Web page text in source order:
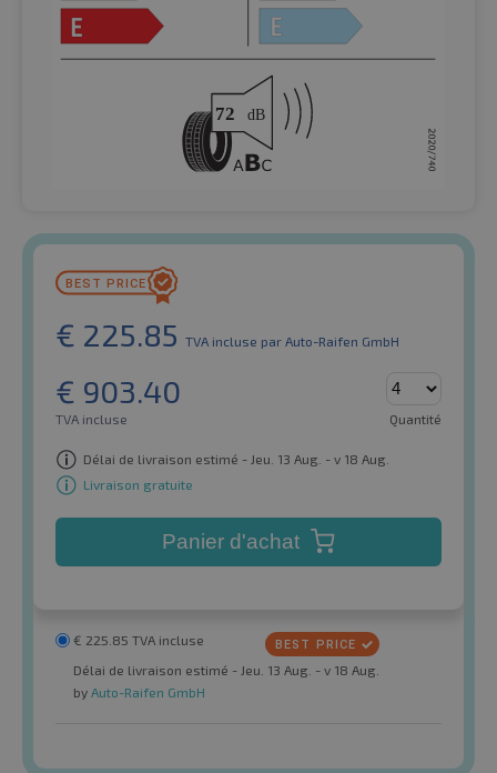
€ 225.85 TVA incluse par Auto-Raifen GmbH
€ 903.40
TVA incluse Quantité
Délai de livraison estimé - Jeu. 13 Aug. - v 18 Aug.
Livraison gratuite
Panier d'achat
€ 225.85 TVA incluse
Délai de livraison estimé - Jeu. 13 Aug. - v 18 Aug.
by Auto-Raifen GmbH